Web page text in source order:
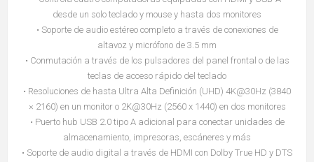
desde un solo teclado y mouse y hasta dos monitores
• Soporte de audio estéreo completo a través de conexiones de
altavoz y micrófono de 3.5 mm
• Conmutación a través de los pulsadores del panel frontal o de las
teclas de acceso rápido del teclado
• Resoluciones de hasta Ultra Alta Definición (UHD) 4K@30Hz (3840
× 2160) en un monitor o 2K@30Hz (2560 x 1440) en dos monitores
• Puerto hub USB 2.0 tipo A adicional para conectar unidades de
almacenamiento, impresoras, escáneres y más
• Soporte de audio digital a través de HDMI con Dolby True HD y DTS